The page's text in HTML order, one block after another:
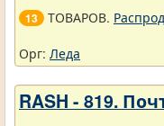
13 ТОВАРОВ.
Орг: Леда
RASH - 819.